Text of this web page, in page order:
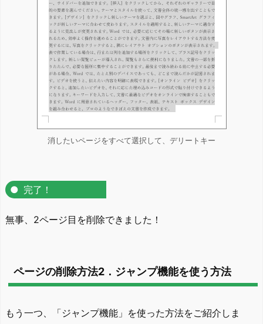
消したいページをすべて選択して、デリートキー
完了！
無事、2ページ目を削除できました！
ページの削除方法2．ジャンプ機能を使う方法
もう一つ、「ジャンプ機能」を使った方法をご紹介しま